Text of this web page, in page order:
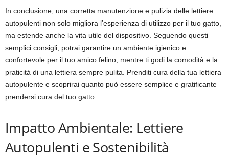
In conclusione, una corretta manutenzione e pulizia delle lettiere
autopulenti non solo migliora l’esperienza di utilizzo per il tuo gatto,
ma estende anche la vita utile del dispositivo. Seguendo questi
semplici consigli, potrai garantire un ambiente igienico e
confortevole per il tuo amico felino, mentre ti godi la comodità e la
praticità di una lettiera sempre pulita. Prenditi cura della tua lettiera
autopulente e scoprirai quanto può essere semplice e gratificante
prendersi cura del tuo gatto.
Impatto Ambientale: Lettiere
Autopulenti e Sostenibilità